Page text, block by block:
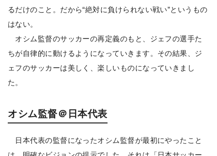
るだけのこと。だから“絶対に負けられない戦い”というもの
はない。
オシム監督のサッカーの再定義のもと、ジェフの選手た
ちが自律的に動けるようになっていきます。その結果、ジ
ェフのサッカーは美しく、楽しいものになっていきまし
た。
オシム監督＠日本代表
日本代表の監督になったオシム監督が最初にやったこと